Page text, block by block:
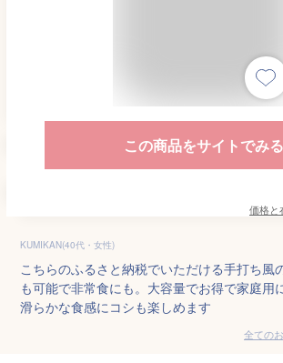
この商品をサイトでみる
価格と
KUMIKAN(40代・女性)
こちらのふるさと納税でいただける手打ち風
も可能で非常食にも。大容量でお得で家庭用
滑らかな食感にコシも楽しめます
全ての